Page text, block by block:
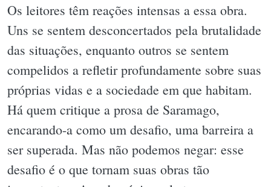
Os leitores têm reações intensas a essa obra.
Uns se sentem desconcertados pela brutalidade
das situações, enquanto outros se sentem
compelidos a refletir profundamente sobre suas
próprias vidas e a sociedade em que habitam.
Há quem critique a prosa de Saramago,
encarando-a como um desafio, uma barreira a
ser superada. Mas não podemos negar: esse
desafio é o que tornam suas obras tão